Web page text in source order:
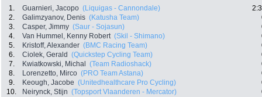
1. Guarnieri, Jacopo (Liquigas - Cannondale)
2.
Galimzyanov, Denis (Katusha Team)
3.
Casper, Jimmy (Saur - Sojasun)
4.
Van Hummel, Kenny Robert (Skil - Shimano)
5.
Kristoff, Alexander (BMC Racing Team)
6.
Ciolek, Gerald (Quickstep Cycling Team)
7.
Kwiatkowski, Michal (Team Radioshack)
8.
Lorenzetto, Mirco (PRO Team Astana)
9.
Keough, Jacobe (Unitedhealthcare Pro Cycling)
10.
Neirynck, Stijn (Topsport Vlaanderen - Mercator)